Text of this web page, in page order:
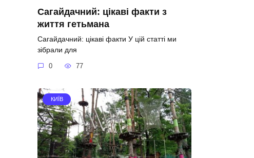
Сагайдачний: цікаві факти з
життя гетьмана
Сагайдачний: цікаві факти У цій статті ми
зібрали для
0 77
КИЇВ